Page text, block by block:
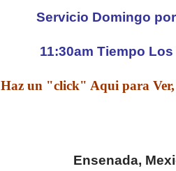
Servicio Domingo
11:30am Tiempo
Haz un "click" Aqui para
Ensenada,